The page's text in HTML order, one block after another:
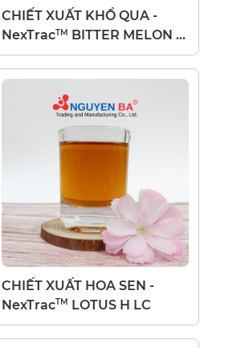
CHIẾT XUẤT KHỔ QUA -
NexTracTM
BITTER MELON F
LC
CHIẾT XUẤT HOA SEN -
NexTracTM LOTUS H LC